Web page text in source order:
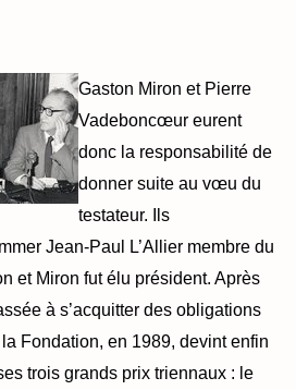
Gaston Miron et Pierre
Vadeboncœur eurent
donc la responsabilité de
donner suite au vœu du
testateur. Ils
Jean-Paul L’Allier membre du
et Miron fut élu président. Après
à s’acquitter des obligations
Fondation, en 1989, devint enfin
trois grands prix triennaux : le